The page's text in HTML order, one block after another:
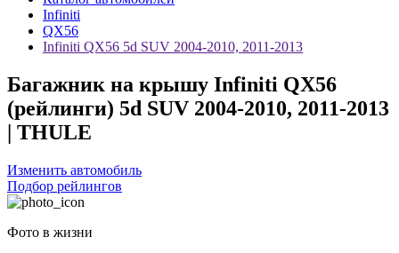
Infiniti
QX56
Infiniti QX56 5d SUV 2004-2010, 2011-2013
Багажник на крышу Infiniti QX56
(рейлинги) 5d SUV 2004-2010, 2011-2013
| THULE
Изменить автомобиль
Подбор рейлингов
Фото в жизни